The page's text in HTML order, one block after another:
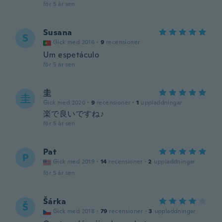
för 5 år sen
S Susana
Gick med 2016 · 9 recensioner
Um espetáculo
för 5 år sen
圭 圭
Gick med 2020 · 9 recensioner · 1 uppladdningar
楽で良いですね♪
för 5 år sen
P Pat
Gick med 2019 · 14 recensioner · 2 uppladdningar
för 5 år sen
Š Šárka
Gick med 2018 · 79 recensioner · 3 uppladdningar